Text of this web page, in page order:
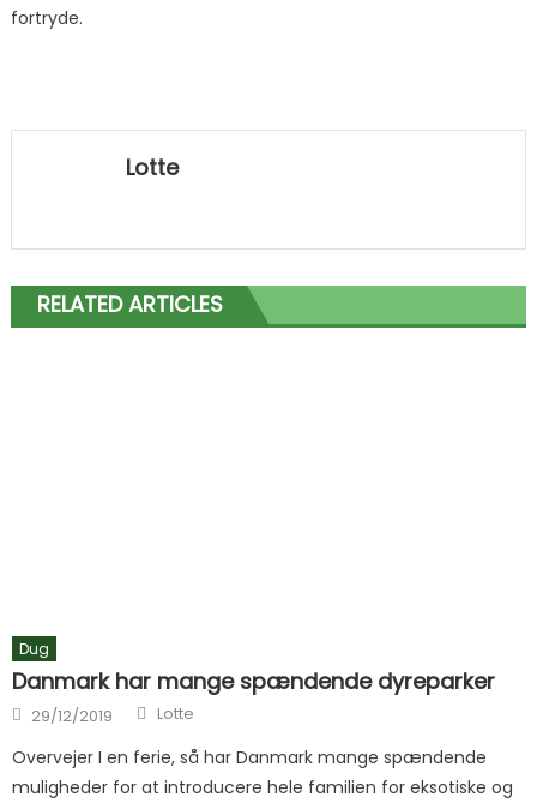
fortryde.
Lotte
RELATED ARTICLES
Dug
Danmark har mange spændende dyreparker
Posted on
29/12/2019 Author
Lotte
Overvejer I en ferie, så har Danmark mange spændende
muligheder for at introducere hele familien for eksotiske og